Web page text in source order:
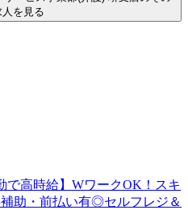
を見る
高時給】WワークOK！スキ
助・前払い有◎セルフレジ＆